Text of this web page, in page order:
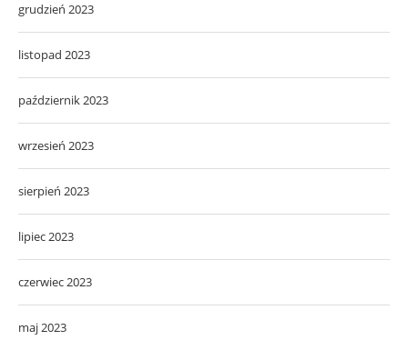
grudzień 2023
listopad 2023
październik 2023
wrzesień 2023
sierpień 2023
lipiec 2023
czerwiec 2023
maj 2023